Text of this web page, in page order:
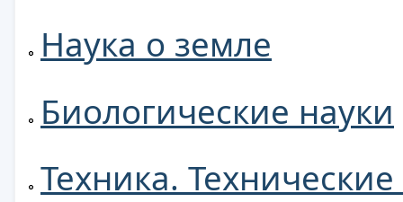
Наука о земле
Биологические науки
Техника.